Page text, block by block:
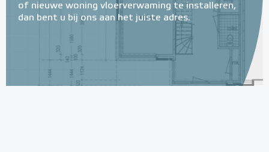
of nieuwe woning vloerverwaming te installeren,
dan bent u bij ons aan het juiste adres.